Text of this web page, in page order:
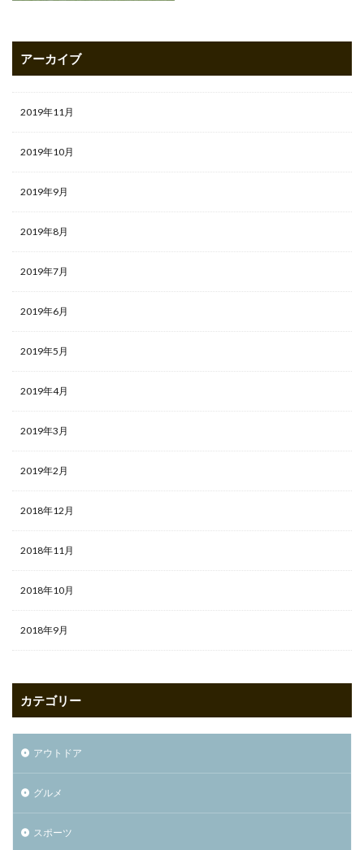
アーカイブ
2019年11月
2019年10月
2019年9月
2019年8月
2019年7月
2019年6月
2019年5月
2019年4月
2019年3月
2019年2月
2018年12月
2018年11月
2018年10月
2018年9月
カテゴリー
アウトドア
グルメ
スポーツ